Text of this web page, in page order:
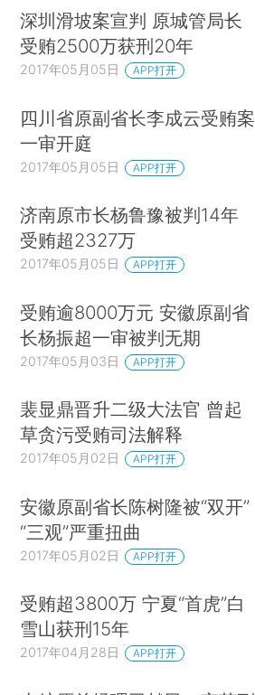
深圳滑坡案宣判 原城管局长
受贿2500万获刑20年
2017年05月05日 APP打开
四川省原副省长李成云受贿案
一审开庭
2017年05月05日 APP打开
济南原市长杨鲁豫被判14年
受贿超2327万
2017年05月05日 APP打开
受贿逾8000万元 安徽原副省
长杨振超一审被判无期
2017年05月03日 APP打开
裴显鼎晋升二级大法官 曾起
草贪污受贿司法解释
2017年05月02日 APP打开
安徽原副省长陈树隆被“双开”
“三观”严重扭曲
2017年05月02日 APP打开
受贿超3800万 宁夏“首虎”白
雪山获刑15年
2017年04月28日 APP打开